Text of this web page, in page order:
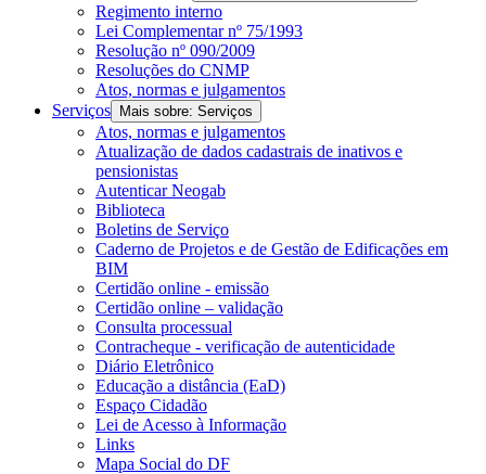
Regimento interno
Lei Complementar nº 75/1993
Resolução nº 090/2009
Resoluções do CNMP
Atos, normas e julgamentos
Serviços
Mais sobre: Serviços
Atos, normas e julgamentos
Atualização de dados cadastrais de inativos e
pensionistas
Autenticar Neogab
Biblioteca
Boletins de Serviço
Caderno de Projetos e de Gestão de Edificações em
BIM
Certidão online - emissão
Certidão online – validação
Consulta processual
Contracheque - verificação de autenticidade
Diário Eletrônico
Educação a distância (EaD)
Espaço Cidadão
Lei de Acesso à Informação
Links
Mapa Social do DF